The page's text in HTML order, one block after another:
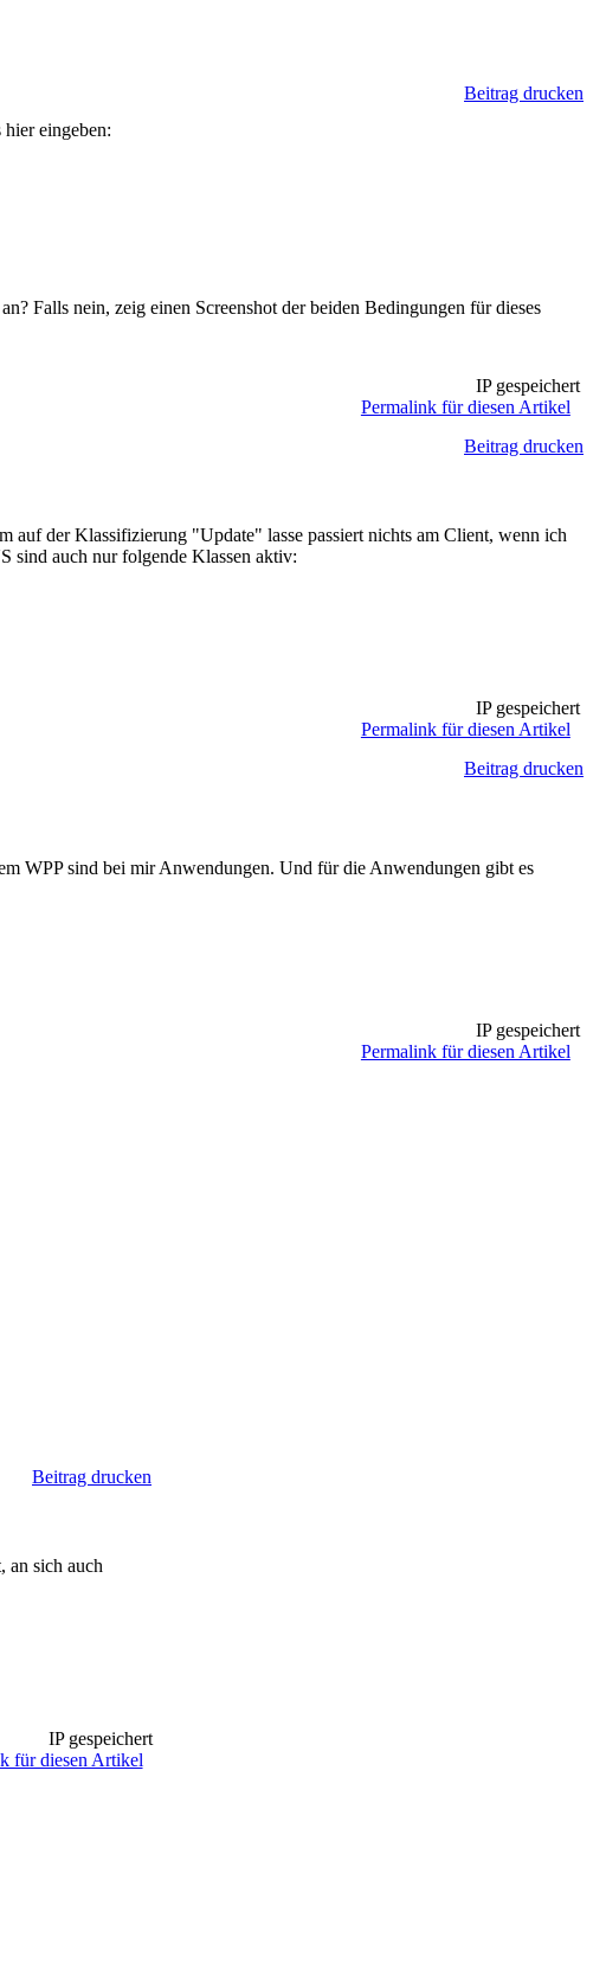
Beitrag drucken
eingeben:
Falls nein, zeig einen Screenshot der beiden Bedingungen für dieses
IP gespeichert
Permalink für diesen Artikel
Beitrag drucken
auf der Klassifizierung "Update" lasse passiert nichts am Client, wenn ich
sind auch nur folgende Klassen aktiv:
IP gespeichert
Permalink für diesen Artikel
Beitrag drucken
WPP sind bei mir Anwendungen. Und für die Anwendungen gibt es
IP gespeichert
Permalink für diesen Artikel
Beitrag drucken
an sich auch
IP gespeichert
für diesen Artikel